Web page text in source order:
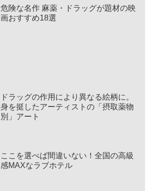
危険な名作 麻薬・ドラッグが題材の映
画おすすめ18選
ドラッグの作用により異なる絵柄に。
身を挺したアーティストの「摂取薬物
別」アート
ここを選べば間違いない！全国の高級
感MAXなラブホテル